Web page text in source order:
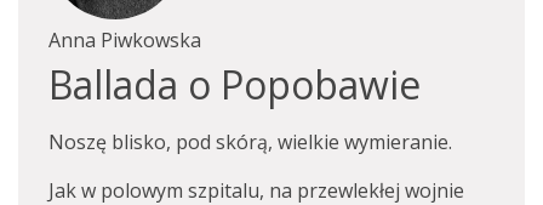
Anna Piwkowska
Ballada o Popobawie
Noszę blisko, pod skórą, wielkie wymieranie.
Jak w polowym szpitalu, na przewlekłej wojnie